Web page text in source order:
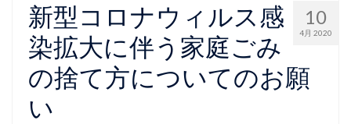
10
4月 2020
新型コロナウィルス感
染拡大に伴う家庭ごみ
の捨て方についてのお願
い